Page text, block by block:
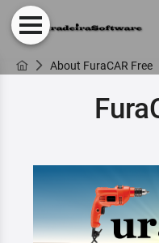
About FuraCAR Free